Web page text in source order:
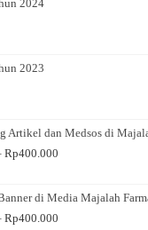
2024
2023
Artikel dan Medsos di
Rp400.000
hingga
di Media Majalah
Rp400.000